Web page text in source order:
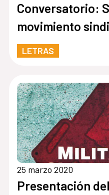
Conversatorio:
movimiento
LETRAS
25 marzo 2020
Presentación